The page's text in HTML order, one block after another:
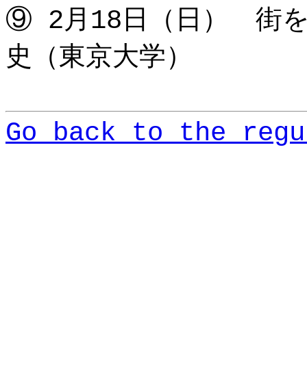
⑨ 2月18日（日） 街を
史（東京大学）
Go back to the